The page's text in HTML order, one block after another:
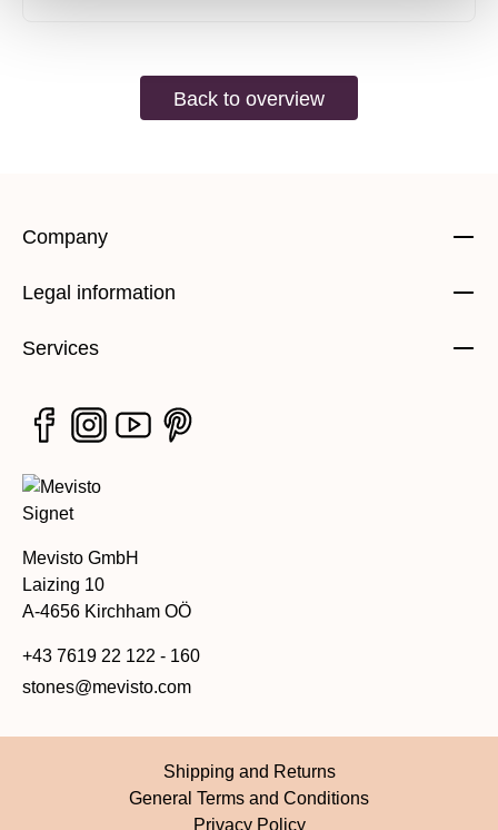
Back to overview
Company
Legal information
Services
Mevisto GmbH
Laizing 10
A-4656 Kirchham OÖ
+43 7619 22 122 - 160
stones@mevisto.com
Shipping and Returns
General Terms and Conditions
Privacy Policy